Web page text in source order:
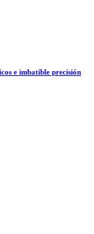
e imbatible precisión